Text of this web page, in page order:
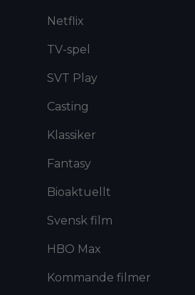
Netflix
TV-spel
SVT Play
Casting
Klassiker
Fantasy
Bioaktuellt
Svensk film
HBO Max
Kommande filmer